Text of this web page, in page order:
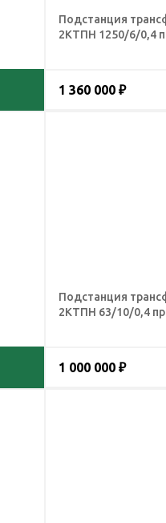
Подстанция
2КТПН 1250/6/0,4
1 360 000 ₽
Подстанция
2КТПН 63/10/0,4
1 000 000 ₽